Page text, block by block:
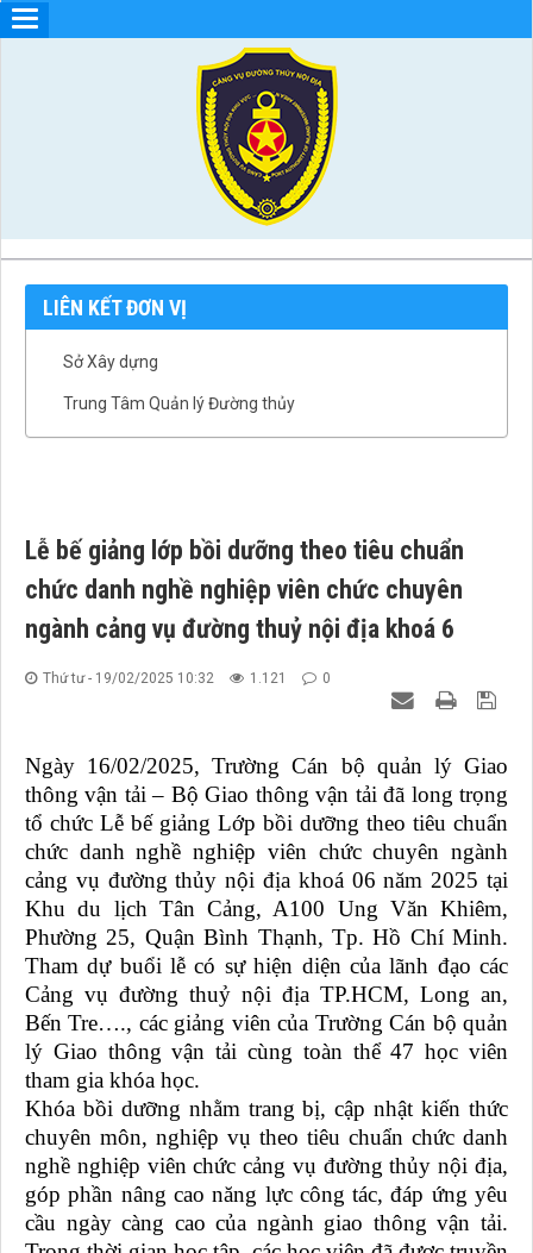
LIÊN KẾT ĐƠN VỊ
Sở Xây dựng
Trung Tâm Quản lý Đường thủy
Lễ bế giảng lớp bồi dưỡng theo tiêu chuẩn
chức danh nghề nghiệp viên chức chuyên
ngành cảng vụ đường thuỷ nội địa khoá 6
Thứ tư - 19/02/2025 10:32 1.121 0
Ngày 16/02/2025, Trường Cán bộ quản lý Giao
thông vận tải– Bộ Giao thông vận tảiđã long trọng
tổ chức Lễ bế giảng Lớp bồi dưỡng theo tiêu chuẩn
chức danh nghề nghiệp viên chức chuyên ngành
cảng vụ đường thủy nội địa khoá 06 năm 2025 tại
Khu du lịch Tân Cảng, A100 Ung Văn Khiêm,
Phường 25, Quận Bình Thạnh, Tp. Hồ Chí Minh.
Tham dự buổi lễ có sự hiện diện của lãnh đạo các
Cảng vụ đường thuỷ nội địa TP.HCM, Long an,
Bến Tre…., các giảng viên của Trường Cán bộ quản
lý Giao thông vận tải cùng toàn thể 47 học viên
tham gia khóa học.
Khóa bồi dưỡng nhằm trang bị, cập nhật kiến thức
chuyên môn, nghiệp vụ theo tiêu chuẩn chức danh
nghề nghiệp viên chức cảng vụ đường thủy nội địa,
góp phần nâng cao năng lực công tác, đáp ứng yêu
cầu ngày càng cao của ngành giao thông vận tải.